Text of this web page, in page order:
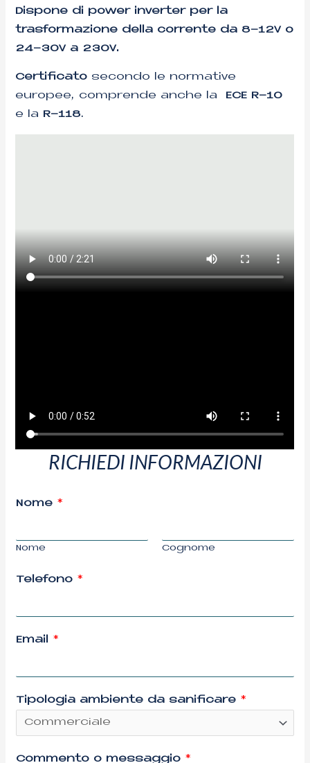
Dispone di power inverter per la
trasformazione della corrente da 8-12V o
24-30V a 230V.
Certificato secondo le normative
europee, comprende anche la ECE R-10
e la R-118.
RICHIEDI INFORMAZIONI
Nome *
Nome Cognome
Telefono *
Email *
Tipologia ambiente da sanificare *
Commento o messaggio *